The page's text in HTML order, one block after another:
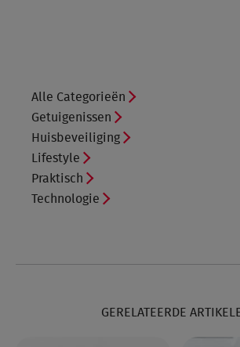
GERELATEERDE
Alle Categorieën
Getuigenissen
Huisbeveiliging
Lifestyle
Praktisch
Technologie